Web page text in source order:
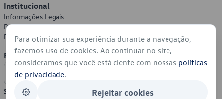
Institucional
Informações Legais
Política de Privacidade
Política de Cookies
Formas de Pagamento
Segurança
Para otimizar sua experiência durante a navegação,
fazemos uso de cookies. Ao continuar no site,
consideramos que você está ciente com nossas políticas
de privacidade.
Rejeitar cookies